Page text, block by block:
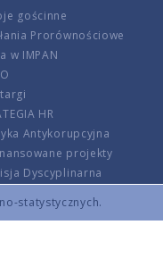
statystycznych.
gościnne
Prorównościowe
w IMPAN
HR
Antykorupcyjna
projekty
Dyscyplinarna
opłat